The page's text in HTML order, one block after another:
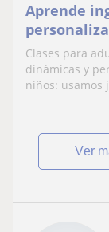
Aprende
Clases para
dinámicas y
niños: usamos
ver